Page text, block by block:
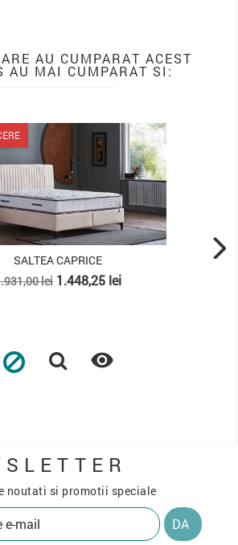
AU CUMPARAT ACEST
AU MAI CUMPARAT SI:
SALTEA CAPRICE
lei Pret
1.448,25 lei

noutati si promotii speciale